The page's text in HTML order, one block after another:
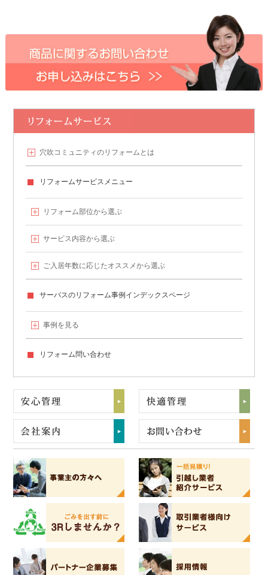
穴吹コミュニティの リフォームとは
リフォームサービスメニュー
リフォーム部位から選ぶ
サービス内容から選ぶ
ご入居年数に応じたオススメから選ぶ
サーパスのリフォーム事例 インデックスページ
事例を見る
リフォーム問い合わせ